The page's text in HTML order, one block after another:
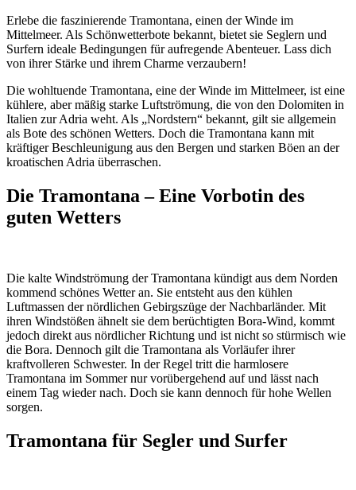
Erlebe die faszinierende Tramontana, einen der Winde im
Mittelmeer. Als Schönwetterbote bekannt, bietet sie Seglern und
Surfern ideale Bedingungen für aufregende Abenteuer. Lass dich
von ihrer Stärke und ihrem Charme verzaubern!
Die wohltuende Tramontana, eine der Winde im Mittelmeer, ist eine
kühlere, aber mäßig starke Luftströmung, die von den Dolomiten in
Italien zur Adria weht. Als „Nordstern“ bekannt, gilt sie allgemein
als Bote des schönen Wetters. Doch die Tramontana kann mit
kräftiger Beschleunigung aus den Bergen und starken Böen an der
kroatischen Adria überraschen.
Die Tramontana – Eine Vorbotin des
guten Wetters
Die kalte Windströmung der Tramontana kündigt aus dem Norden
kommend schönes Wetter an. Sie entsteht aus den kühlen
Luftmassen der nördlichen Gebirgszüge der Nachbarländer. Mit
ihren Windstößen ähnelt sie dem berüchtigten Bora-Wind, kommt
jedoch direkt aus nördlicher Richtung und ist nicht so stürmisch wie
die Bora. Dennoch gilt die Tramontana als Vorläufer ihrer
kraftvolleren Schwester. In der Regel tritt die harmlosere
Tramontana im Sommer nur vorübergehend auf und lässt nach
einem Tag wieder nach. Doch sie kann dennoch für hohe Wellen
sorgen.
Tramontana für Segler und Surfer